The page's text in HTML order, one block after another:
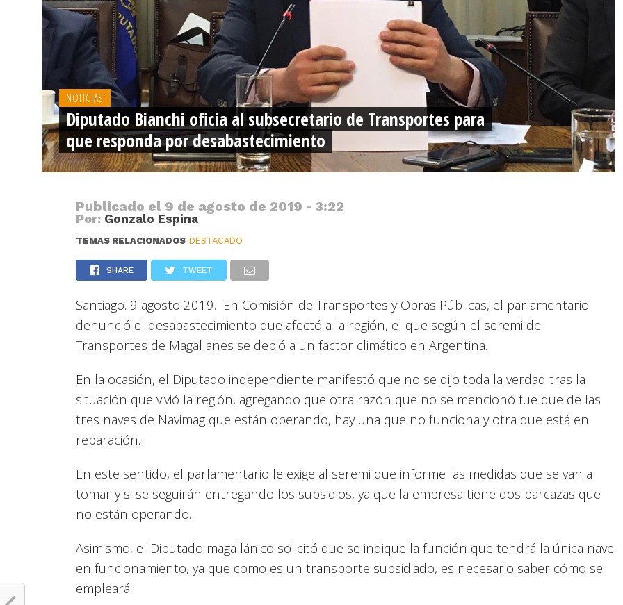
NOTICIAS
Diputado Bianchi oficia al subsecretario de Transportes para
que responda por desabastecimiento
Publicado el 9 de agosto de 2019 - 3:22
Por: Gonzalo Espina
TEMAS RELACIONADOS DESTACADO
SHARE TWEET
Santiago. 9 agosto 2019. En Comisión de Transportes y Obras Públicas, el parlamentario
denunció el desabastecimiento que afectó a la región, el que según el seremi de
Transportes de Magallanes se debió a un factor climático en Argentina.
En la ocasión, el Diputado independiente manifestó que no se dijo toda la verdad tras la
situación que vivió la región, agregando que otra razón que no se mencionó fue que de las
tres naves de Navimag que están operando, hay una que no funciona y otra que está en
reparación.
En este sentido, el parlamentario le exige al seremi que informe las medidas que se van a
tomar y si se seguirán entregando los subsidios, ya que la empresa tiene dos barcazas que
no están operando.
Asimismo, el Diputado magallánico solicitó que se indique la función que tendrá la única nave
en funcionamiento, ya que como es un transporte subsidiado, es necesario saber cómo se
empleará.